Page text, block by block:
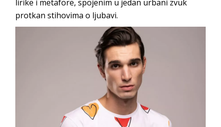
lirike i metafore, spojenim u jedan urbani zvuk
protkan stihovima o ljubavi.